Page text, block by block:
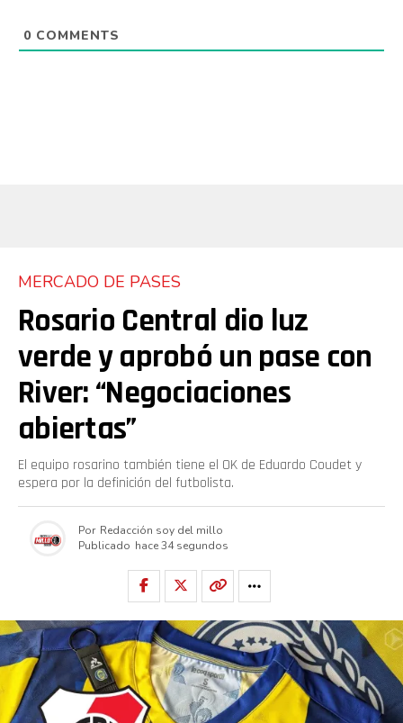
0 COMMENTS
MERCADO DE PASES
Rosario Central dio luz
verde y aprobó un pase con
River: “Negociaciones
abiertas”
El equipo rosarino también tiene el OK de Eduardo Coudet y
espera por la definición del futbolista.
Por Redacción soy del millo
Publicado hace 34 segundos